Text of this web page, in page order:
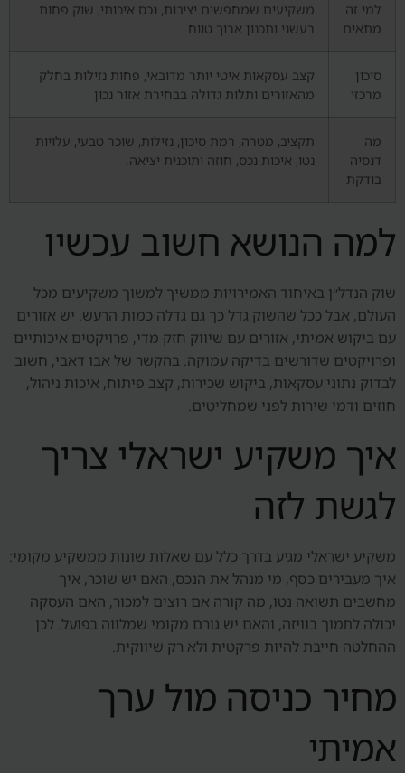
למי זה
מתאים
משקיעים שמחפשים יציבות, נכס איכותי, שוק פחות
רעשני ותכנון ארוך טווח
סיכון
מרכזי
קצב עסקאות איטי יותר מדובאי, פחות נזילות בחלק
מהאזורים ותלות גדולה בבחירת אזור נכון
מה
דנסיה
בודקת
תקציב, מטרה, רמת סיכון, נזילות, שוכר טבעי, עלויות
נטו, איכות נכס, חוזה ותוכנית יציאה.
למה הנושא חשוב עכשיו
שוק הנדל״ן באיחוד האמירויות ממשיך למשוך משקיעים מכל
העולם, אבל ככל שהשוק גדל כך גם גדלה כמות הרעש. יש אזורים
עם ביקוש אמיתי, אזורים עם שיווק חזק מדי, פרויקטים איכותיים
ופרויקטים שדורשים בדיקה עמוקה. בהקשר של אבו דאבי, חשוב
לבדוק נתוני עסקאות, ביקוש שכירות, קצב פיתוח, איכות ניהול,
חוזים ודמי שירות לפני שמחליטים.
איך משקיע ישראלי צריך
לגשת לזה
משקיע ישראלי מגיע בדרך כלל עם שאלות שונות ממשקיע מקומי:
איך מעבירים כסף, מי מנהל את הנכס, האם יש שוכר, איך
מחשבים תשואה נטו, מה קורה אם רוצים למכור, האם העסקה
יכולה לתמוך בוויזה, והאם יש גורם מקומי שמלווה בפועל. לכן
ההחלטה חייבת להיות פרקטית ולא רק שיווקית.
מחיר כניסה מול ערך
אמיתי